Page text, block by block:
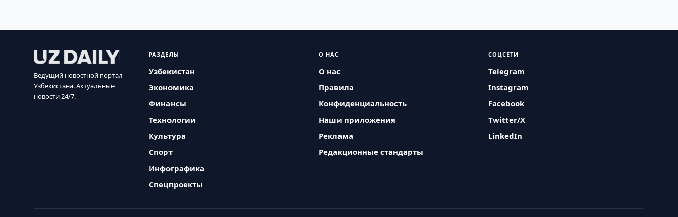
Ведущий новостной портал
Узбекистана. Актуальные
новости 24/7.
РАЗДЕЛЫ
Узбекистан
Экономика
Финансы
Технологии
Культура
Спорт
Инфографика
Спецпроекты
О НАС
О нас
Правила
Конфиденциальность
Наши приложения
Реклама
Редакционные стандарты
СОЦСЕТИ
Telegram
Instagram
Facebook
Twitter/X
LinkedIn